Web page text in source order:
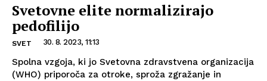
Svetovne elite normalizirajo
pedofilijo
SVET 30. 8. 2023, 11:13
Spolna vzgoja, ki jo Svetovna zdravstvena organizacija
(WHO) priporoča za otroke, sproža zgražanje in